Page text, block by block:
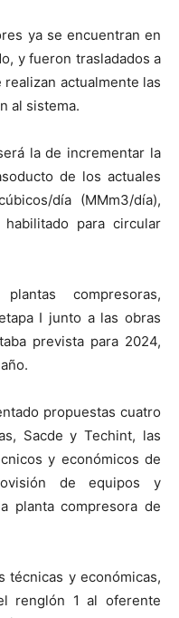
ya se encuentran en
y fueron trasladados a
actualmente las
al sistema.
la de incrementar la
de los actuales
día (MMm3/día),
para circular
compresoras,
I junto a las obras
prevista para 2024,
propuestas cuatro
Sacde y Techint, las
y económicos de
de equipos y
planta compresora de
técnicas y económicas,
renglón 1 al oferente